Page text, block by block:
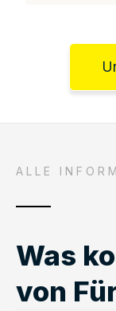
ALLE
Was
von